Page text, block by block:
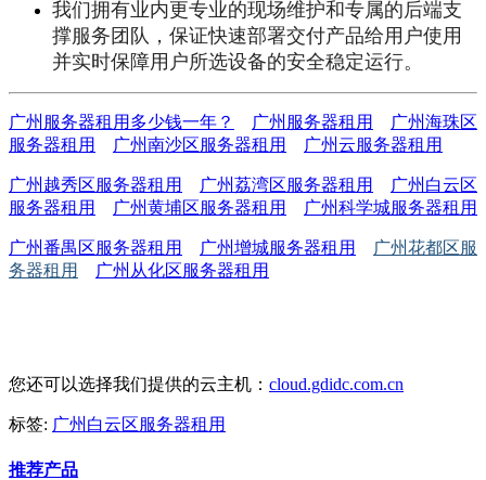
我们拥有业内更专业的现场维护和专属的后端支
撑服务团队，保证快速部署交付产品给用户使用
并实时保障用户所选设备的安全稳定运行。
广州服务器租用多少钱一年 ？ 广州服务器租用
广州海珠区
服务器租用
广州南沙区服务器租用 广州云服务器租用
广州越秀区服务器租用 广州荔湾区服务器租用
广州白云区
服务器租用
广州黄埔区服务器租用 广州科学城服务器租用
广州番禺区服务器租用 广州增城服务器租用
广州花都区服
务器租用
广州从化区服务器租用
您还可以选择我们提供的云主机： cloud.gdidc.com.cn
标签: 广州白云区服务器租用
推荐产品